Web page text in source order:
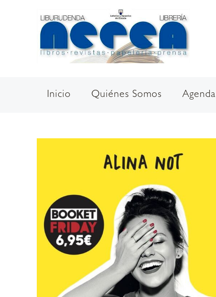
Inicio Quiénes Somos Agenda